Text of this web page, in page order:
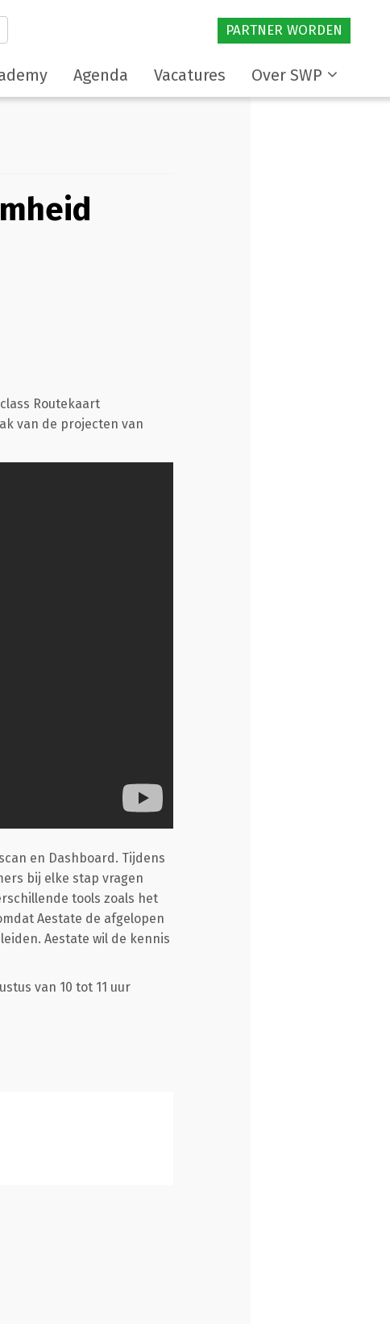
PARTNER WORDEN
Agenda Vacatures Over SWP
Routekaart
van de projecten van
en Dashboard. Tijdens
bij elke stap vragen
tools zoals het
Aestate de afgelopen
Aestate wil de kennis
van 10 tot 11 uur